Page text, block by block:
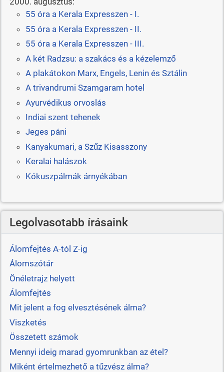
55 óra a Kerala Expresszen - I.
55 óra a Kerala Expresszen - II.
55 óra a Kerala Expresszen - III.
A két Radzsu: a szakács és a kézelemző
A plakátokon Marx, Engels, Lenin és Sztálin
A trivandrumi Szamgaram hotel
Ayurvédikus orvoslás
Indiai szent tehenek
Jeges páni
Kanyakumari, a Szűz Kisasszony
Keralai halászok
Kókuszpálmák árnyékában
Legolvasotabb írásaink
Álomfejtés A-tól Z-ig
Álomszótár
Önéletrajz helyett
Álomfejtés
Mit jelent a fog elvesztésének álma?
Viszketés
Összetett számok
Mennyi ideig marad gyomrunkban az étel?
Miként értelmezhető a tűzvész álma?